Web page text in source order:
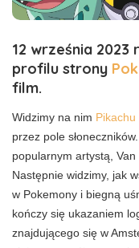
12 września
profilu strony
film.
Widzimy na nim Pikachu
przez pole
popularnym artystą,
Następnie widzimy, jak
w Pokemony i biegną
kończy się ukazaniem
znajdującego się w